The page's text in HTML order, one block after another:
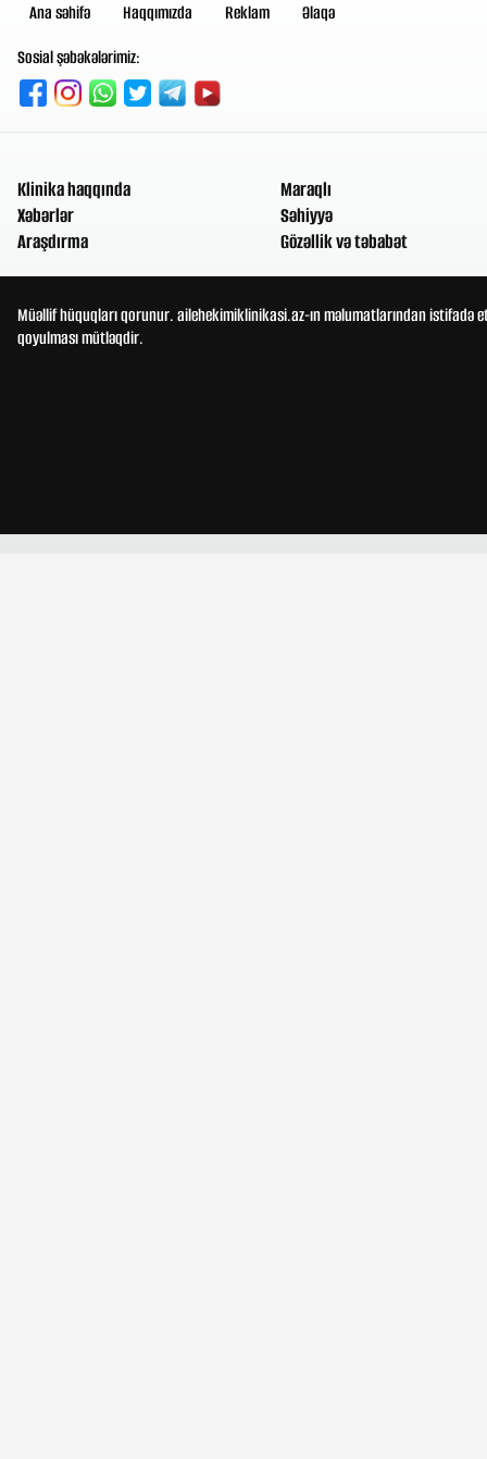
Ana səhifə Haqqımızda Reklam
Əlaqə
Sosial şəbəkələrimiz:
Klinika haqqında
Xəbərlər
Araşdırma
Maraqlı
Səhiyyə
Gözəllik və təbabət
Müəllif hüquqları qorunur. ailehekimiklinikasi.az-ın məlumatlarından
qoyulması mütləqdir.